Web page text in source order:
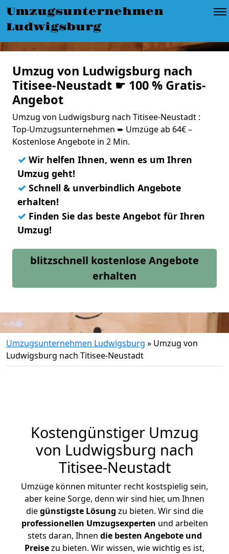
Umzugsunternehmen
Ludwigsburg
Umzug von Ludwigsburg nach
Titisee-Neustadt ☛ 100 % Gratis-
Angebot
Umzug von Ludwigsburg nach Titisee-Neustadt :
Top-Umzugsunternehmen ➨ Umzüge ab 64€ –
Kostenlose Angebote in 2 Min.
✓ Wir helfen Ihnen, wenn es um Ihren
Umzug geht!
✓ Schnell & unverbindlich Angebote
erhalten!
✓ Finden Sie das beste Angebot für Ihren
Umzug!
blitzschnell kostenlose Angebote
erhalten
Umzugsunternehmen Ludwigsburg » Umzug von
Ludwigsburg nach Titisee-Neustadt
Kostengünstiger Umzug
von Ludwigsburg nach
Titisee-Neustadt
Umzüge können mitunter recht kostspielig sein,
aber keine Sorge, denn wir sind hier, um Ihnen
diegünstigste Lösung zu bieten. Wir sind die
professionellen Umzugsexperten und arbeiten
stets daran, Ihnen die besten Angebote und
Preisezu bieten. Wir wissen, wie wichtig es ist,